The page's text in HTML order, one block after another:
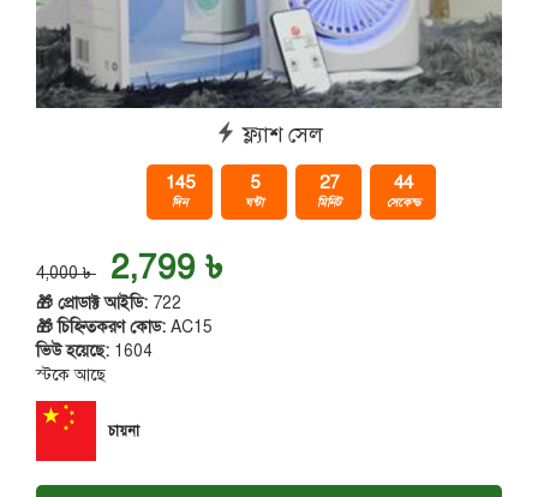
ফ্ল্যাশ সেল
145
দিন
5
ঘন্টা
27
মিনিট
43
সেকেন্ড
4,000 ৳ 2,799 ৳
🎁 প্রোডাক্ট আইডি: 722
🎁 চিহ্নিতকরণ কোড: AC15
ভিউ হয়েছে: 1604
স্টকে আছে
চায়না